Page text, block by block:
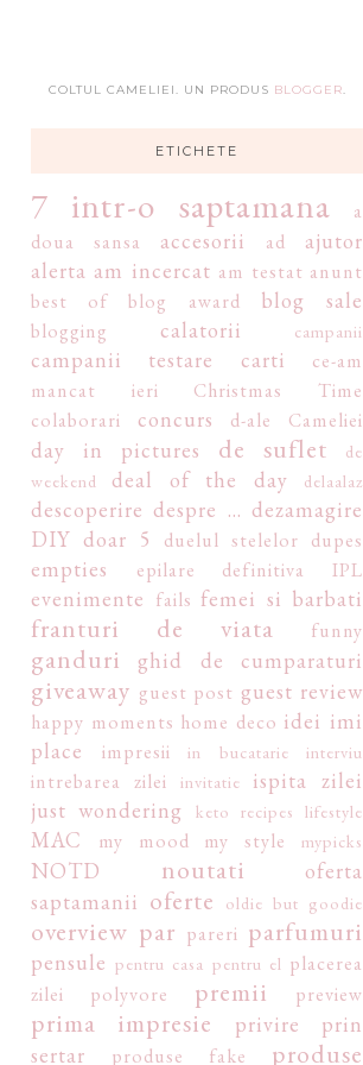
COLTUL CAMELIEI. UN PRODUS BLOGGER.
ETICHETE
7 intr-o saptamana
a
doua sansa
accesorii ad
ajutor
alerta am incercat am testat anunt
best of
blog award blog sale
blogging calatorii campanii
campanii testare carti
ce-am
mancat ieri
Christmas Time
colaborari
concurs d-ale Cameliei
day in pictures de suflet
de
weekend
deal of the day delaalaz
descoperire despre ... dezamagire
DIY doar 5 duelul stelelor dupes
empties epilare definitiva IPL
evenimente fails femei si barbati
franturi de viata funny
ganduri ghid de cumparaturi
giveaway guest post guest review
happy moments home deco idei imi
place
impresii in bucatarie interviu
intrebarea zilei invitatie
ispita zilei
just wondering
keto recipes lifestyle
MAC my mood my style mypicks
NOTD noutati
oferta
saptamanii oferte oldie but goodie
overview par pareri parfumuri
pensule pentru casa pentru el placerea
zilei
polyvore premii preview
prima impresie
privire prin
sertar
produse fake produse